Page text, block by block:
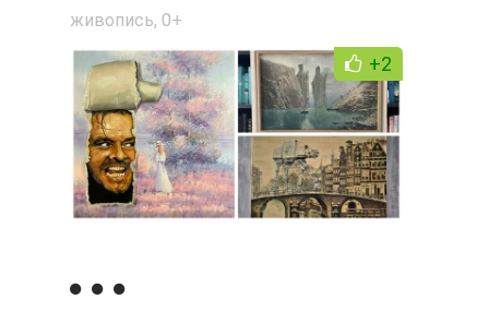
живопись, 0+
+2